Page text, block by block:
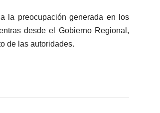
flecha
arriba/abajo
la preocupación generada en los
desde el Gobierno Regional,
de las autoridades.